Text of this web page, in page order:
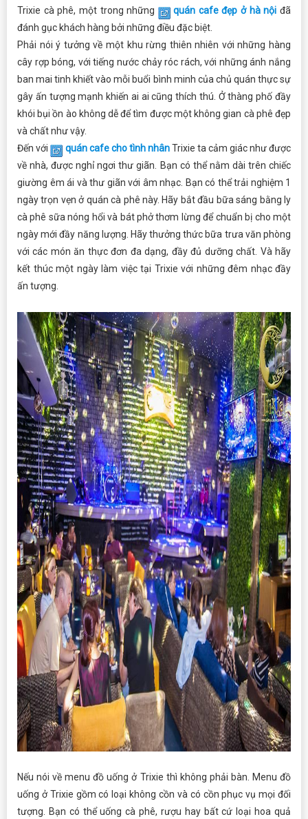
Trixie cà phê, một trong những
quán cafe đẹp ở hà nội đã
đánh gục khách hàng bởi những điều đặc biệt.
Phải nói ý tưởng về một khu rừng thiên nhiên với những hàng
cây rợp bóng, với tiếng nước chảy róc rách, với những ánh nắng
ban mai tinh khiết vào mỗi buổi bình minh của chủ quán thực sự
gây ấn tượng mạnh khiến ai ai cũng thích thú. Ở thàng phố đầy
khói bụi ồn ào không dễ để tìm được một không gian cà phê đẹp
và chất như vậy.
Đến với
quán cafe cho tình nhânTrixie ta cảm giác như được
về nhà, được nghỉ ngơi thư giãn. Bạn có thể nằm dài trên chiếc
giường êm ái và thư giãn với âm nhạc. Bạn có thể trải nghiệm 1
ngày trọn vẹn ở quán cà phê này. Hãy bắt đầu bữa sáng bằng ly
cà phê sữa nóng hổi và bát phở thơm lừng để chuẩn bị cho một
ngày mới đầy năng lượng. Hãy thưởng thức bữa trưa văn phòng
với các món ăn thực đơn đa dạng, đầy đủ dưỡng chất. Và hãy
kết thúc một ngày làm việc tại Trixie với những đêm nhạc đầy
ấn tượng.
Nếu nói về menu đồ uống ở Trixie thì không phải bàn. Menu đồ
uống ở Trixie gồm có loại không cồn và có cồn phục vụ mọi đối
tượng. Bạn có thể uống cà phê, rượu hay bất cứ loại hoa quả